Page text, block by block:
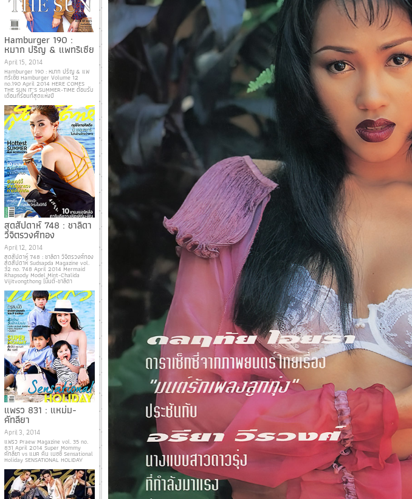
Hamburger 190 :
หมาก ปริญ & แพทริเซีย
April 15, 2014
Hamburger 190 : หมาก ปริญ & แพ
ทริเซีย Hamburger Volume 12
no.190 April 2014 HERE COMES
THE SUN IT’S SUMMER-TIME ต้อนรับ
เดือนที่ร้อนที่สุดแห่งปี
สุดสัปดาห์ 748 : ชาลิดา
วิจิตรวงศ์ทอง
April 12, 2014
สุดสัปดาห์ 748 : ชาลิดา วิจิตรวงศ์ทอง
สุดสัปดาห์ Sudsapda Magazine vol.
32 no. 748 April 2014 Mermaid
Rhapsody Model Mint-Chalida
Vijitvongthong (มิ้นต์-ชาลิดา
แพรว 831 : แหม่ม-
คัทลียา
April 3, 2014
แพรว Praew Magazine vol. 35 no.
831 April 2014 Super Mommy
คัทลียา vs แมค คิน เนซซี่ Sensational
Holiday SENSATIONAL HOLIDAY